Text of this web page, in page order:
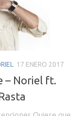
17 ENERO 2017
– Noriel ft.